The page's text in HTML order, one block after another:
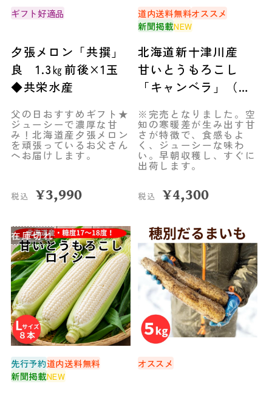
ギフト好適品
夕張メロン「共撰」
良 1.3㎏前後×1玉
◆共栄水産
父の日おすすめギフト★
ジューシーで濃厚な甘
み！北海道産夕張メロン
を頑張っているお父さん
へお届けします。
税込 ¥3,990
道内送料無料オススメ
新聞掲載NEW
北海道新十津川産
甘いとうもろこし
「キャンベラ」（Ｌ
市場
※完売となりました。空
知の寒暖差が生み出す甘
さが特徴で、食感もよ
く、ジューシーな味わ
い。早朝収穫し、すぐに
出荷します。
税込 ¥4,300
在庫切れ
先行予約道内送料無料
新聞掲載NEW
オススメ